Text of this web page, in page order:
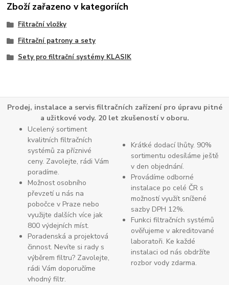
Zboží zařazeno v kategoriích
Filtrační vložky
Filtrační patrony a sety
Sety pro filtrační systémy KLASIK
Prodej, instalace a servis filtračních zařízení pro úpravu pitné
a užitkové vody. 20 let zkušeností v oboru.
Ucelený sortiment
kvalitních filtračních
systémů za příznivé
ceny. Zavolejte, rádi Vám
poradíme.
Možnost osobního
převzetí u nás na
pobočce v Praze nebo
využijte dalších více jak
800 výdejních míst.
Poradenská a projektová
činnost. Nevíte si rady s
výběrem filtru? Zavolejte,
rádi Vám doporučíme
vhodný filtr.
Krátké dodací lhůty. 90%
sortimentu odesíláme ještě
v den objednání.
Provádíme odborné
instalace po celé ČR s
možností využít snížené
sazby DPH 12%.
Funkci filtračních systémů
ověřujeme v akreditované
laboratoři. Ke každé
instalaci od nás obdržíte
rozbor vody zdarma.